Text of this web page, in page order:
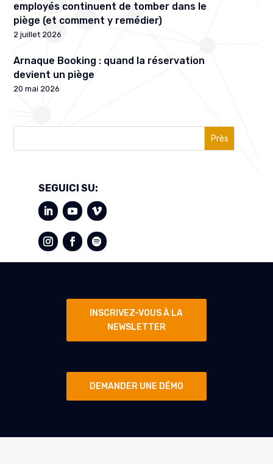
employés continuent de tomber dans le
piège (et comment y remédier)
2 juillet 2026
Arnaque Booking : quand la réservation
devient un piège
20 mai 2026
Près
SEGUICI SU:
INSCRIVEZ-VOUS À LA
NEWSLETTER
DEMANDER UNE DÉMO